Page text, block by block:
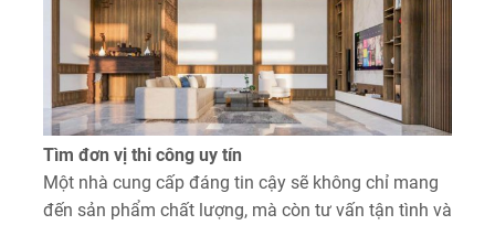
Tìm đơn vị thi công uy tín
Một nhà cung cấp đáng tin cậy sẽ không chỉ mang
đến sản phẩm chất lượng, mà còn tư vấn tận tình và